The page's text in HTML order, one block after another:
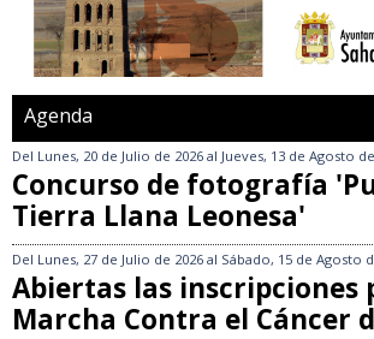
Agenda
Del Lunes, 20 de Julio de 2026 al Jueves, 13 de Agosto
Concurso de fotografía
Tierra Llana Leonesa'
Del Lunes, 27 de Julio de 2026 al Sábado, 15 de Agosto
Abiertas las inscripciones
Marcha Contra el Cáncer